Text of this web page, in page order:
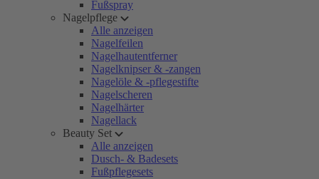
Fußspray
Nagelpflege
Alle anzeigen
Nagelfeilen
Nagelhautentferner
Nagelknipser & -zangen
Nagelöle & -pflegestifte
Nagelscheren
Nagelhärter
Nagellack
Beauty Set
Alle anzeigen
Dusch- & Badesets
Fußpflegesets